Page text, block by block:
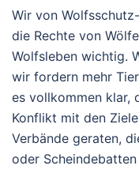
Wir von
die Rechte von
Wolfsleben wichtig.
wir fordern mehr
es vollkommen klar,
Konflikt mit den
Verbände geraten,
oder